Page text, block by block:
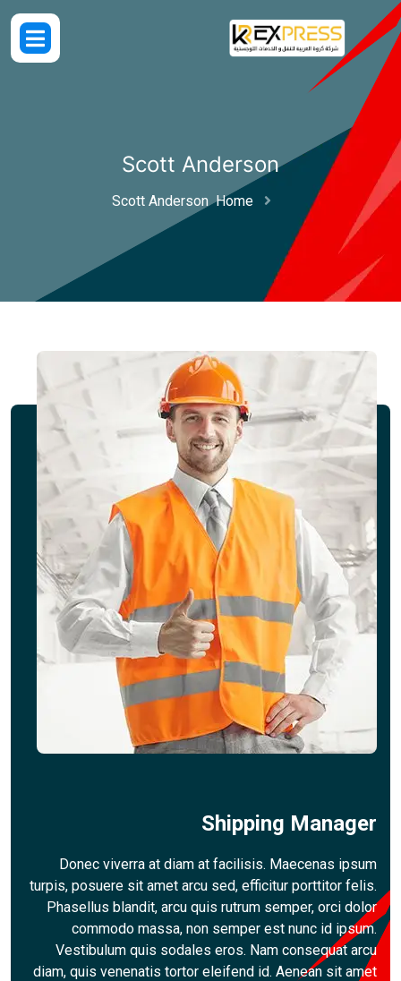
Scott
Home
Scott Anderson
Donec viverra at diam at
turpis, posuere sit amet arcu sed,
Phasellus blandit, arcu quis
commodo massa, non
Vestibulum quis sodales eros.
diam, quis venenatis tortor